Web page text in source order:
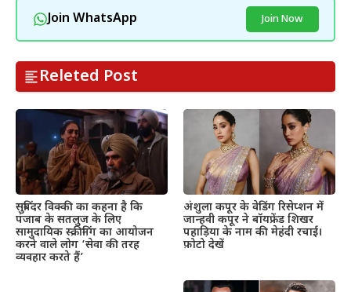
Join WhatsApp Join Now
Releted Post
सुबिंदर विक्की का कहना है कि
पंजाब के सतलुज के लिए
सामुदायिक स्क्रीनिंग का आयोजन
करने वाले लोग ‘सेवा की तरह
व्यवहार करते हैं’
अंशुला कपूर के वेडिंग रिसेप्शन में
जान्हवी कपूर ने बॉयफ्रेंड शिखर
पहाड़िया के नाम की मेहंदी रचाई।
फ़ोटो देखें